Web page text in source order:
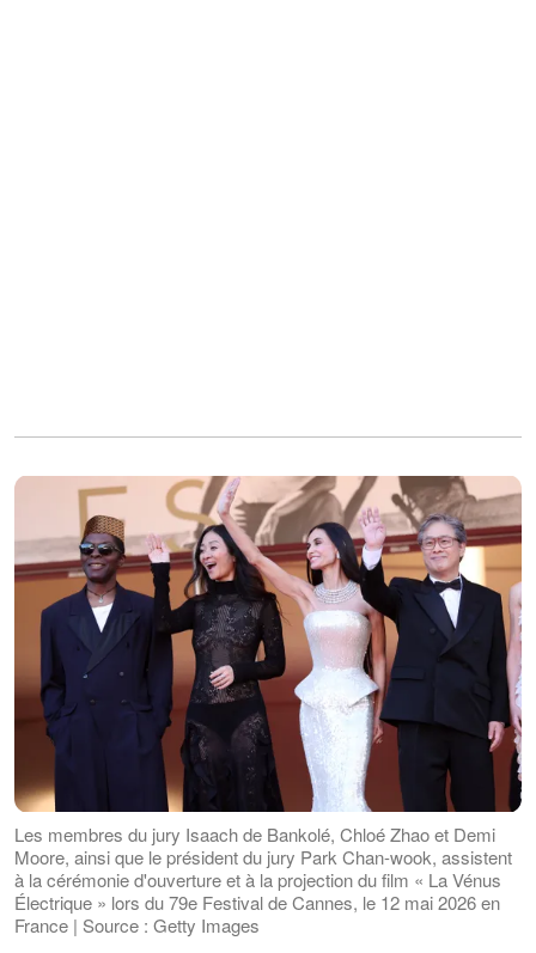
Les membres du jury Isaach de Bankolé, Chloé Zhao et Demi
Moore, ainsi que le président du jury Park Chan-wook, assistent
à la cérémonie d'ouverture et à la projection du film « La Vénus
Électrique » lors du 79e Festival de Cannes, le 12 mai 2026 en
France | Source : Getty Images